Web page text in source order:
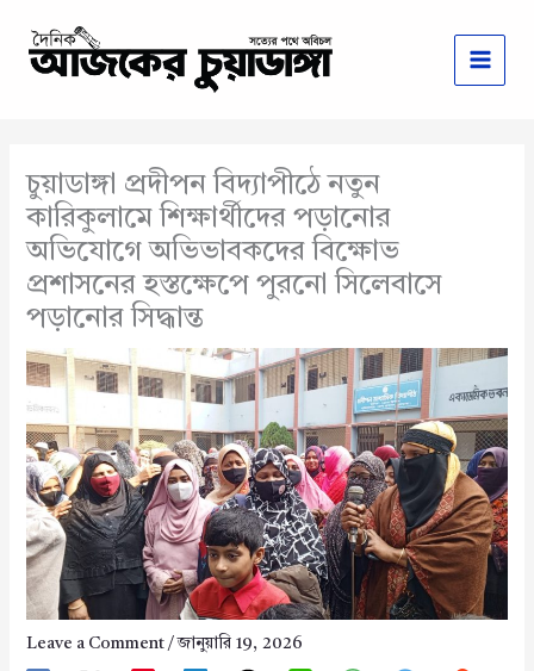
content
চুয়াডাঙ্গা প্রদীপন বিদ্যাপীঠে নতুন
কারিকুলামে শিক্ষার্থীদের পড়ানোর
অভিযোগে অভিভাবকদের বিক্ষোভ
প্রশাসনের হস্তক্ষেপে পুরনো সিলেবাসে
পড়ানোর সিদ্ধান্ত
Leave a Comment /জানুয়ারি 19, 2026